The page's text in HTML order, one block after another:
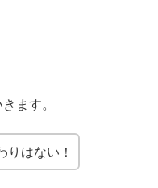
ます。
はない！